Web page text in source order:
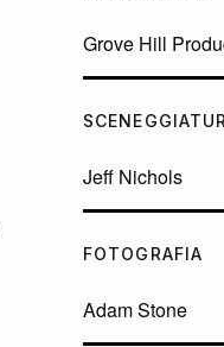
Grove Hill
Jeff Nichols
FOTOGRAFIA
Adam Stone